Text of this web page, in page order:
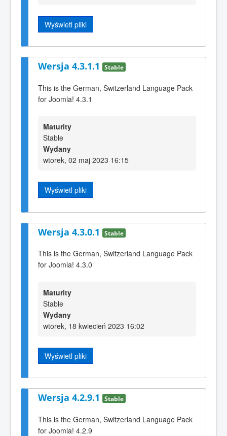
Wyświetl pliki
Wersja 4.3.1.1 Stable
This is the German, Switzerland Language Pack
for Joomla! 4.3.1
Maturity
Stable
Wydany
wtorek, 02 maj 2023 16:15
Wyświetl pliki
Wersja 4.3.0.1 Stable
This is the German, Switzerland Language Pack
for Joomla! 4.3.0
Maturity
Stable
Wydany
wtorek, 18 kwiecień 2023 16:02
Wyświetl pliki
Wersja 4.2.9.1 Stable
This is the German, Switzerland Language Pack
for Joomla! 4.2.9